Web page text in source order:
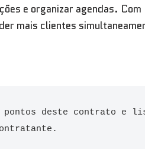
e organizar agendas.
mais clientes
pontos deste contrato e